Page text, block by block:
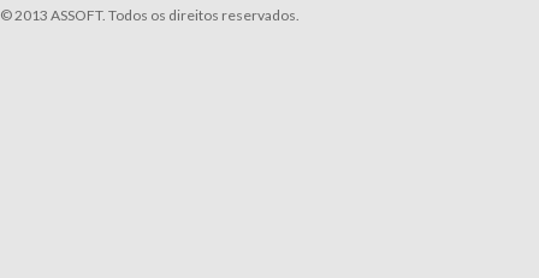
© 2013 ASSOFT. Todos os direitos reservados.